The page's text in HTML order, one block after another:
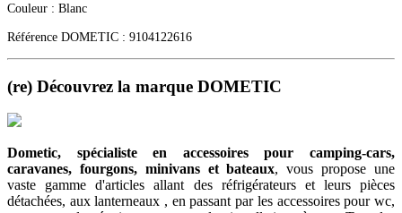
Couleur : Blanc
Référence DOMETIC : 9104122616
(re) Découvrez la marque DOMETIC
Dometic, spécialiste en accessoirespour camping-cars,
caravanes, fourgons, minivans et bateaux, vous propose une
vaste gamme d'articles allant des réfrigérateurs et leurs pièces
détachées, aux lanterneaux , en passant par les accessoires pour wc,